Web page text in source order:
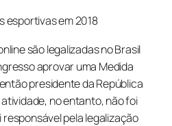
esportivas em 2018
são legalizadas no Brasil
aprovar uma Medida
presidente da República
no entanto, não foi
responsável pela legalização